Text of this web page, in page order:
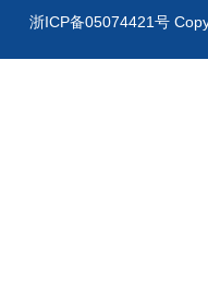
浙ICP备05074421号